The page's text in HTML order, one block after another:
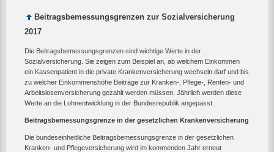
Beitragsbemessungsgrenzen zur Sozialversicherung
2017
Die Beitragsbemessungsgrenzen sind wichtige Werte in der
Sozialversicherung. Sie zeigen zum Beispiel an, ab welchem Einkommen
ein Kassenpatient in die private Krankenversicherung wechseln darf und bis
zu welcher Einkommenshöhe Beiträge zur Kranken-, Pflege-, Renten- und
Arbeitslosenversicherung gezahlt werden müssen. Jährlich werden diese
Werte an die Lohnentwicklung in der Bundesrepublik angepasst.
Beitragsbemessungsgrenze in der gesetzlichen Krankenversicherung
Die bundeseinheitliche Beitragsbemessungsgrenze in der gesetzlichen
Kranken- und Pflegeversicherung wird im kommenden Jahr erneut